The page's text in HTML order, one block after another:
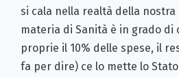
si cala nella realtà della nostra
materia di Sanità è in grado di
proprie il 10% delle spese, il
fa per dire) ce lo mette lo